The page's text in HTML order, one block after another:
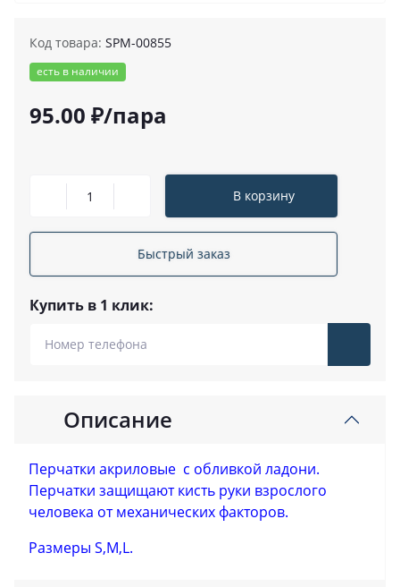
Код товара: SPM-00855
есть в наличии
95.00 ₽/пара
В корзину
Быстрый заказ
Купить в 1 клик:
Описание
Перчатки акриловые с обливкой ладони.
Перчатки защищают кисть руки взрослого
человека от механических факторов.
Размеры S,M,L.